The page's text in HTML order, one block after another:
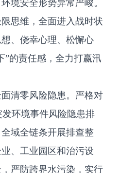
境安全形势异常严峻。
思维，全面进入战时状
、侥幸心理、松懈心
”的责任感，全力打赢汛
清零风险隐患。严格对
环境事件风险隐患排
域全链条开展排查整
、工业园区和治污设
严防跨界水污染，实行